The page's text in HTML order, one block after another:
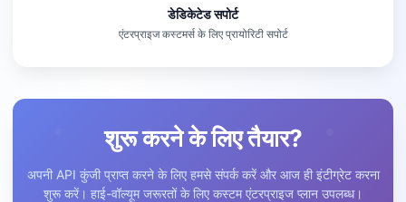
डेडिकेटेड सपोर्ट
एंटरप्राइज कस्टमर्स के लिए प्रायोरिटी सपोर्ट
शुरू करने के लिए तैयार?
अपनी API कुंजी प्राप्त करने के लिए हमसे संपर्क करें और आज ही इंटीग्रेट करना
शुरू करें। हाई-वॉल्यूम जरूरतों के लिए कस्टम एंटरप्राइज प्लान उपलब्ध।